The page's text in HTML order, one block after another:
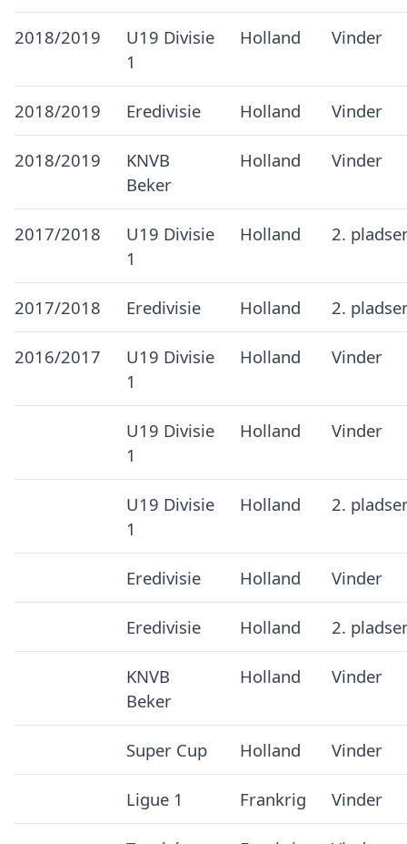
2018/2019
U19 Divisie
1
Holland Vinder
2018/2019 Eredivisie Holland Vinder
2018/2019
KNVB
Beker
Holland Vinder
2017/2018
U19 Divisie
1
Holland 2.
2017/2018 Eredivisie Holland 2.
2016/2017
U19 Divisie
1
Holland Vinder
U19 Divisie
1
Holland Vinder
U19 Divisie
1
Holland 2.
Eredivisie Holland Vinder
Eredivisie Holland 2.
KNVB
Beker
Holland Vinder
Super Cup Holland Vinder
Ligue 1 Frankrig Vinder